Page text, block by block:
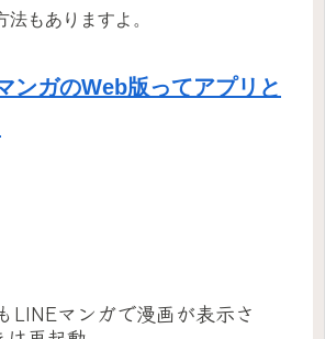
もありますよ。
ンガのWeb版ってアプリと
マンガで漫画が表示さ